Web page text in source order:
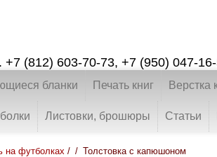
+7 (812) 603-70-73, +7 (950) 047-
бланки Печать книг Верстка
Листовки, брошюры Статьи
на футболках / Толстовка с капюшоном